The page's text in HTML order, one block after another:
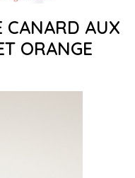
CANARD AUX
ORANGE